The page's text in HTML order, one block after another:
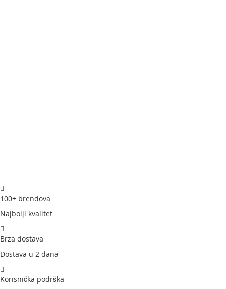
100+ brendova
Najbolji kvalitet
Brza dostava
Dostava u 2 dana
Korisnička podrška